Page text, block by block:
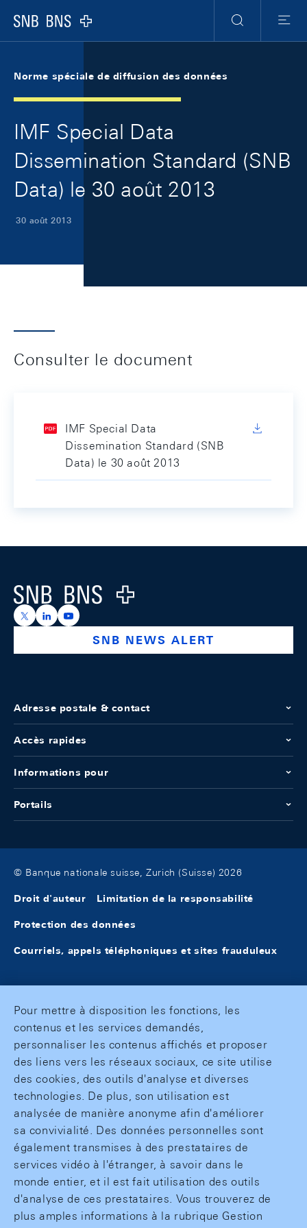
Logo
RechercheMenu
Norme spéciale de diffusion des données
IMF Special Data
Dissemination Standard (SNB
Data) le 30 août 2013
30 août 2013
Consulter le document
IMF Special Data
Dissemination Standard (SNB
Data) le 30 août 2013
Logo
https://x.com/snb_bns
https://ch.linkedin.com/company/swiss-national-
https://www.youtube.com/@swissnationalbank
SNB NEWS ALERT
Adresse postale & contact
Accès rapides
Informations pour
Portails
© Banque nationale suisse, Zurich (Suisse) 2026
Droit d'auteur Limitation de la responsabilité
Protection des données
Courriels, appels téléphoniques et sites frauduleux
Pour mettre à disposition les fonctions, les
contenus et les services demandés,
personnaliser les contenus affichés et proposer
des liens vers les réseaux sociaux, ce site utilise
des cookies, des outils d'analyse et diverses
technologies. De plus, son utilisation est
analysée de manière anonyme afin d'améliorer
sa convivialité. Des données personnelles sont
également transmises à des prestataires de
services vidéo à l'étranger, à savoir dans le
monde entier, et il est fait utilisation des outils
d'analyse de ces prestataires. Vous trouverez de
plus amples informations à la rubrique Gestion